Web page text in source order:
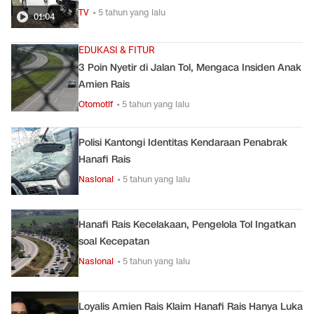
01:04 TV • 5 tahun yang lalu
EDUKASI & FITUR
3 Poin Nyetir di Jalan Tol, Mengaca Insiden Anak
Amien Rais
Otomotif • 5 tahun yang lalu
Polisi Kantongi Identitas Kendaraan Penabrak
Hanafi Rais
Nasional • 5 tahun yang lalu
Hanafi Rais Kecelakaan, Pengelola Tol Ingatkan
soal Kecepatan
Nasional • 5 tahun yang lalu
Loyalis Amien Rais Klaim Hanafi Rais Hanya Luka